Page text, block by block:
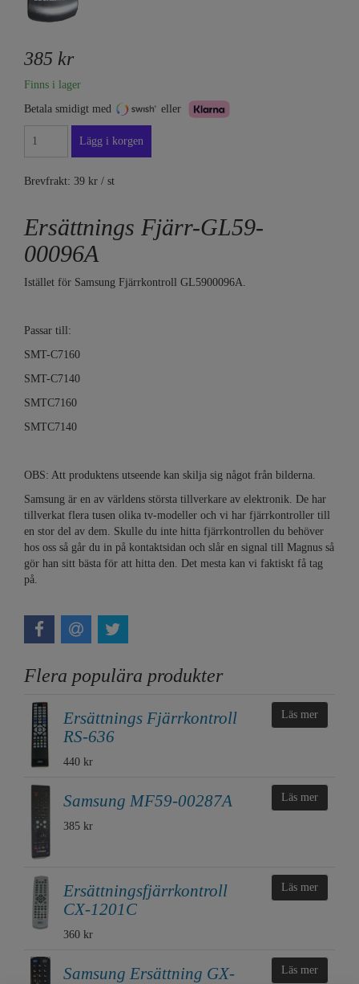
385 kr
Finns i lager
Betala smidigt med
eller
Brevfrakt: 39 kr / st
Ersättnings Fjärr-GL59-
00096A
Istället för Samsung Fjärrkontroll GL5900096A.
Passar till:
SMT-C7160
SMT-C7140
SMTC7160
SMTC7140
OBS: Att produktens utseende kan skilja sig något från bilderna.
Samsung är en av världens största tillverkare av elektronik. De har
tillverkat flera tusen olika tv-modeller och vi har fjärrkontroller till
en stor del av dem. Skulle du inte hitta fjärrkontrollen du behöver
hos oss så går du in på kontaktsidan och slår en signal till Magnus så
gör han sitt bästa för att hitta den. Det mesta kan vi faktiskt få tag
på.
Flera populära produkter
Ersättnings Fjärrkontroll
RS-636
440 kr
Läs mer
Samsung MF59-00287A
385 kr
Läs mer
Ersättningsfjärrkontroll
CX-1201C
360 kr
Läs mer
Samsung Ersättning GX-
Läs mer